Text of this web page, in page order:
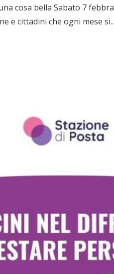
cosa bella Sabato 7
e cittadini che ogni mese